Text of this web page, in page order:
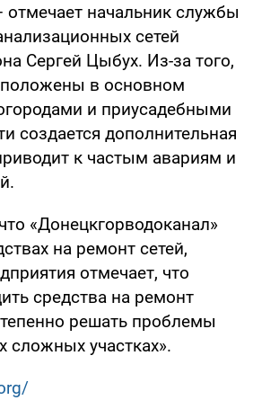
отмечает начальник службы
сетей
Сергей Цыбух. Из-за того,
в основном
и приусадебными
создается дополнительная
к частым авариям и
«Донецкгорводоканал»
на ремонт сетей,
отмечает, что
средства на ремонт
решать проблемы
сложных участках».